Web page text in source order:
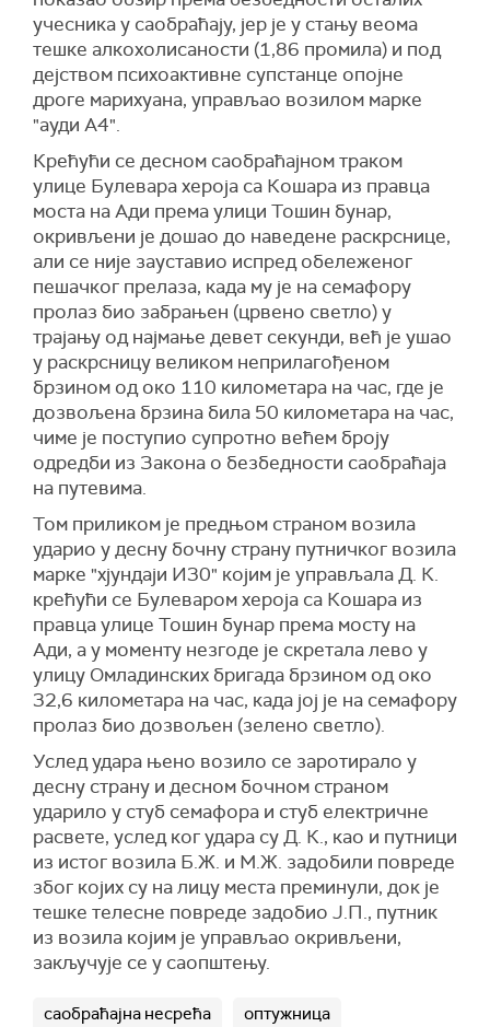
учесника у саобраћају, јер је у стању веома
тешке алкохолисаности (1,86 промила) и под
дејством психоактивне супстанце опојне
дроге марихуана, управљао возилом марке
"ауди А4".
Крећући се десном саобраћајном траком
улице Булевара хероја са Кошара из правца
моста на Ади према улици Тошин бунар,
окривљени је дошао до наведене раскрснице,
али се није зауставио испред обележеног
пешачког прелаза, када му је на семафору
пролаз био забрањен (црвено светло) у
трајању од најмање девет секунди, већ је ушао
у раскрсницу великом неприлагођеном
брзином од око 110 километара на час, где је
дозвољена брзина била 50 километара на час,
чиме је поступио супротно већем броју
одредби из Закона о безбедности саобраћаја
на путевима.
Том приликом је предњом страном возила
ударио у десну бочну страну путничког возила
марке "хјундаји И30" којим је управљала Д. К.
крећући се Булеваром хероја са Кошара из
правца улице Тошин бунар према мосту на
Ади, а у моменту незгоде је скретала лево у
улицу Омладинских бригада брзином од око
32,6 километара на час, када јој је на семафору
пролаз био дозвољен (зелено светло).
Услед удара њено возило се заротирало у
десну страну и десном бочном страном
ударило у стуб семафора и стуб електричне
расвете, услед ког удара су Д. К., као и путници
из истог возила Б.Ж. и М.Ж. задобили повреде
због којих су на лицу места преминули, док је
тешке телесне повреде задобио Ј.П., путник
из возила којим је управљао окривљени,
закључује се у саопштењу.
саобраћајна несрећа оптужница